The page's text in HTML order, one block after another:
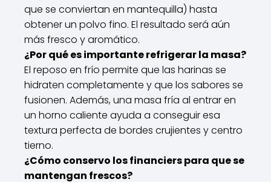
que se conviertan en mantequilla) hasta
obtener un polvo fino. El resultado será aún
más fresco y aromático.
¿Por qué es importante refrigerar la masa?
El reposo en frío permite que las harinas se
hidraten completamente y que los sabores se
fusionen. Además, una masa fría al entrar en
un horno caliente ayuda a conseguir esa
textura perfecta de bordes crujientes y centro
tierno.
¿Cómo conservo los financiers para que se
mantengan frescos?